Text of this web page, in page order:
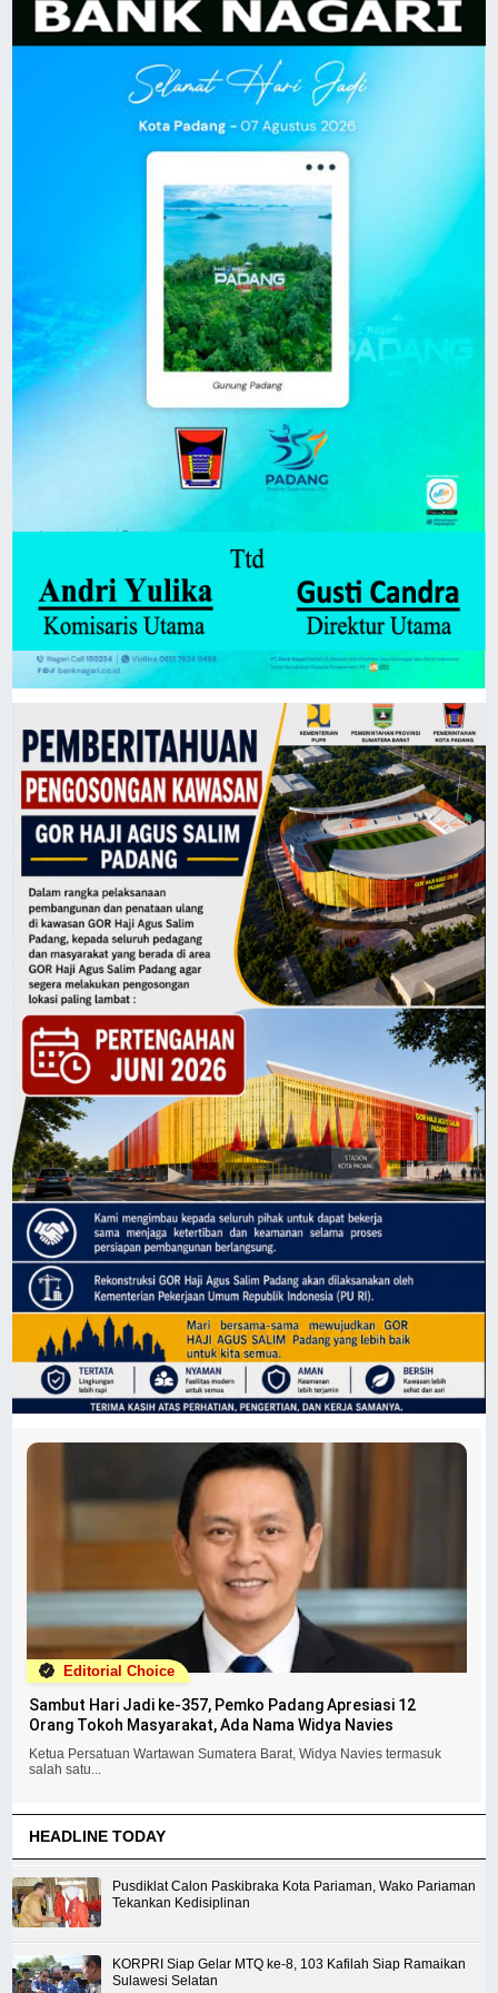
Editorial Choice
Sambut Hari Jadi ke-357, Pemko Padang Apresiasi 12
Orang Tokoh Masyarakat, Ada Nama Widya Navies
Ketua Persatuan Wartawan Sumatera Barat, Widya Navies termasuk
salah satu...
HEADLINE TODAY
Pusdiklat Calon Paskibraka Kota Pariaman, Wako Pariaman
Tekankan Kedisiplinan
KORPRI Siap Gelar MTQ ke-8, 103 Kafilah Siap Ramaikan
Sulawesi Selatan